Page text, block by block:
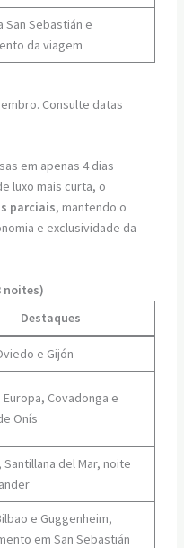
San Sebastián e
da viagem
Consulte datas
em apenas 4 dias
luxo mais curta, o
parciais, mantendo o
e exclusividade da
noites)
Destaques
e Gijón
Covadonga e
Onís
Santillana del Mar, noite
e Guggenheim,
em San Sebastián